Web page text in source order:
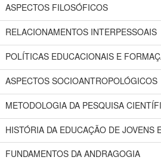
ASPECTOS FILOSÓFICOS
RELACIONAMENTOS INTERPESSOAIS
POLÍTICAS EDUCACIONAIS E
ASPECTOS SOCIOANTROPOLÓGICOS
METODOLOGIA DA PESQUISA
HISTÓRIA DA EDUCAÇÃO DE JOVENS
FUNDAMENTOS DA ANDRAGOGIA